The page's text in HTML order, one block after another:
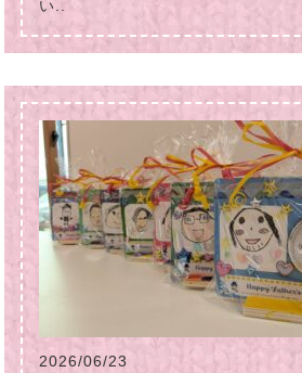
い..
2026/06/23